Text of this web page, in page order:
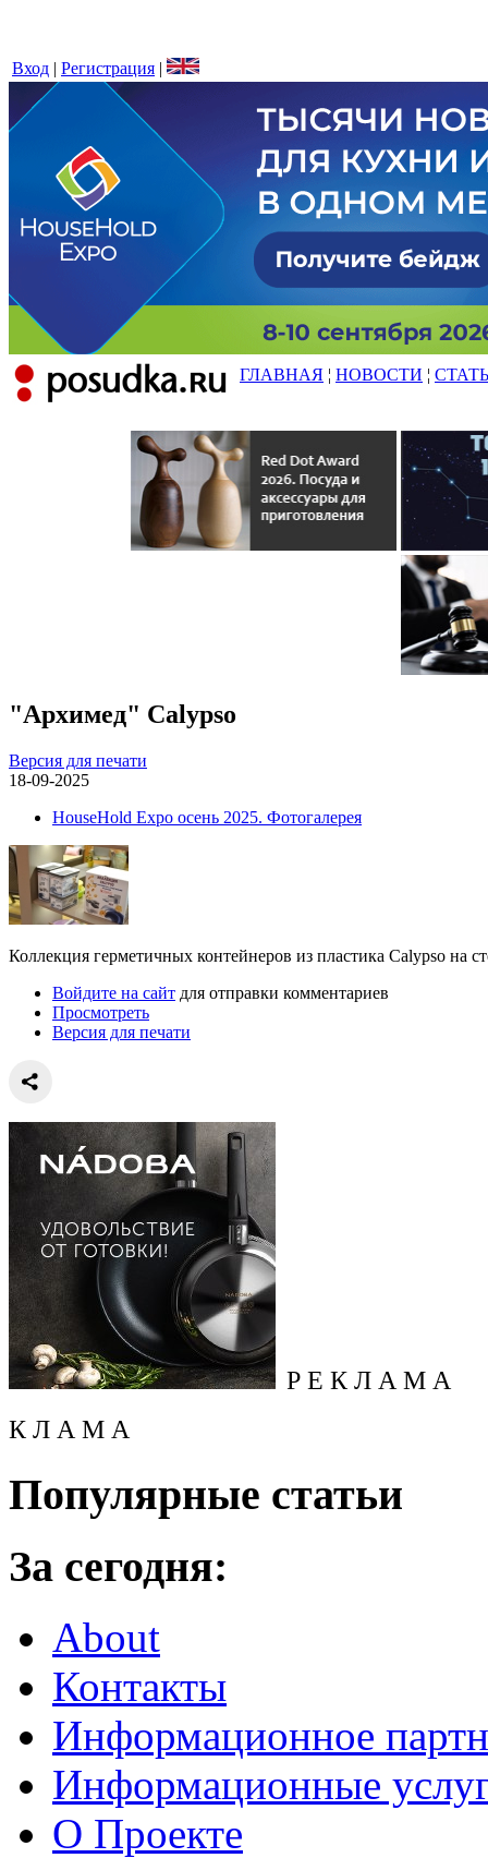
Вход | Регистрация |
ГЛАВНАЯ ¦ НОВОСТИ ¦
"Архимед" Calypso
Версия для печати
18-09-2025
HouseHold Expo осень 2025. Фотогалерея
Коллекция герметичных контейнеров из пластика Calypso на
Войдите на сайт для отправки комментариев
Просмотреть
Версия для печати
Р Е К Л А М А
К Л А М А
Популярные статьи
За сегодня:
About
Контакты
Информационное
Информационные
О Проекте